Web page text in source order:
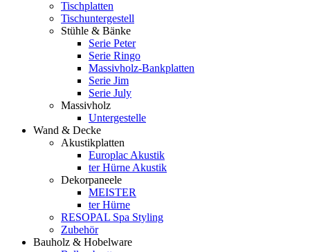
Tischplatten
Tischuntergestell
Stühle & Bänke
Serie Peter
Serie Ringo
Massivholz-Bankplatten
Serie Jim
Serie July
Massivholz
Untergestelle
Wand & Decke
Akustikplatten
Europlac Akustik
ter Hürne Akustik
Dekorpaneele
MEISTER
ter Hürne
RESOPAL Spa Styling
Zubehör
Bauholz & Hobelware